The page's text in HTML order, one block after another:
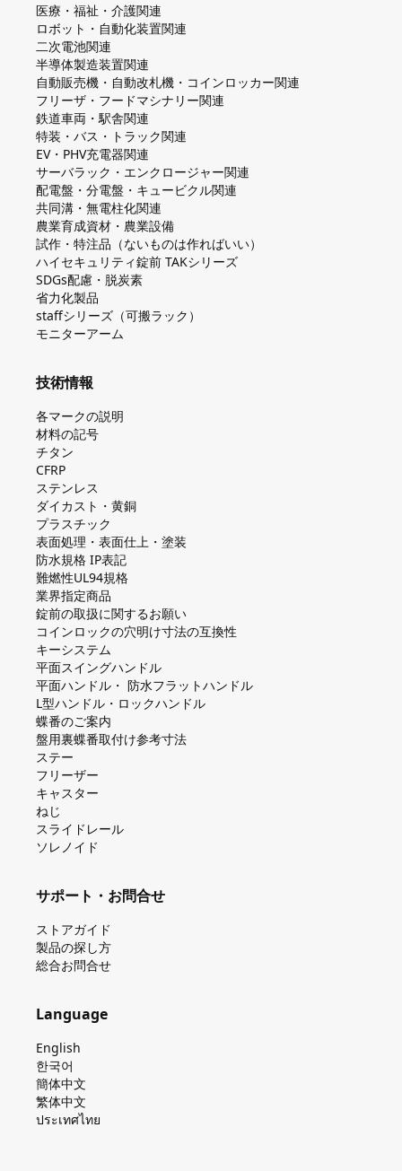
医療・福祉・介護関連
ロボット・自動化装置関連
二次電池関連
半導体製造装置関連
自動販売機・自動改札機・コインロッカー関連
フリーザ・フードマシナリー関連
鉄道車両・駅舎関連
特装・バス・トラック関連
EV・PHV充電器関連
サーバラック・エンクロージャー関連
配電盤・分電盤・キュービクル関連
共同溝・無電柱化関連
農業育成資材・農業設備
試作・特注品（ないものは作ればいい）
ハイセキュリティ錠前 TAKシリーズ
SDGs配慮・脱炭素
省力化製品
staffシリーズ（可搬ラック）
モニターアーム
技術情報
各マークの説明
材料の記号
チタン
CFRP
ステンレス
ダイカスト・⻩銅
プラスチック
表面処理・表面仕上・塗装
防⽔規格 IP表記
難燃性UL94規格
業界指定商品
錠前の取扱に関するお願い
コインロックの⽳明け⼨法の互換性
キーシステム
平⾯スイングハンドル
平⾯ハンドル・ 防⽔フラットハンドル
L型ハンドル・ロックハンドル
蝶番のご案内
盤⽤裏蝶番取付け参考⼨法
ステー
フリーザー
キャスター
ねじ
スライドレール
ソレノイド
サポート・お問合せ
ストアガイド
製品の探し⽅
総合お問合せ
Language
English
한국어
簡体中文
繁体中文
ประเทศไทย